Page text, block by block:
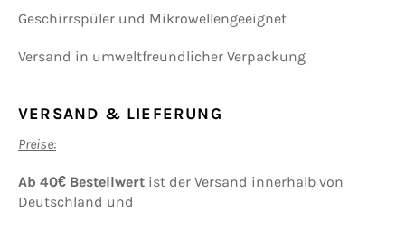
Geschirrspüler und Mikrowellengeeignet
Versand in umweltfreundlicher Verpackung
VERSAND & LIEFERUNG
Preise:
Ab 40€ Bestellwert ist der Versand innerhalb von
Deutschland und